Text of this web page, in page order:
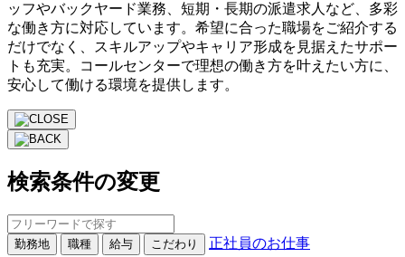
ッフやバックヤード業務、短期・長期の派遣求人など、多彩
な働き方に対応しています。希望に合った職場をご紹介する
だけでなく、スキルアップやキャリア形成を見据えたサポー
トも充実。コールセンターで理想の働き方を叶えたい方に、
安心して働ける環境を提供します。
検索条件の変更
勤務地 職種 給与 こだわり 正社員のお仕事